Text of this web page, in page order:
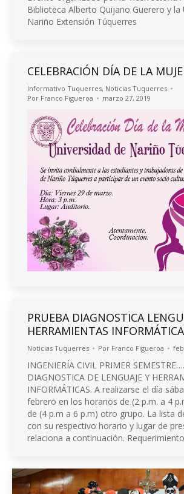
Biblioteca Alberto Quijano Guerero y la
Nariño Extensión Túquerres
CELEBRACIÓN DÍA DE LA
Informativo Tuquerres, Noticias Tuquerres
Por Franco Figueroa marzo 27, 2019
PRUEBA DIAGNOSTICA
HERRAMIENTAS
Noticias Tuquerres Por Franco Figueroa
INGENIERÍA CIVIL PRIMER
DIAGNOSTICA DE LENGUAJE Y
INFORMÁTICAS. A realizarse el día
febrero en los horarios de (2 p.m. a 4
de (4 p.m a 6 p.m) otro grupo. La lista
con su respectivo horario y lugar de
relaciona a continuación.